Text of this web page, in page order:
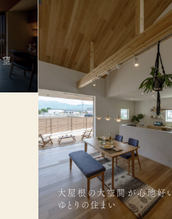
望
大屋根の大空間が心地好
ゆとりの住まい